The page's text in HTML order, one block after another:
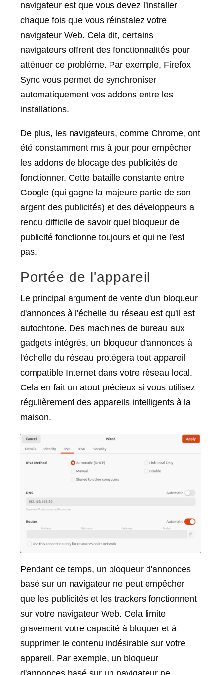
navigateur est que vous devez l'installer
chaque fois que vous réinstalez votre
navigateur Web. Cela dit, certains
navigateurs offrent des fonctionnalités pour
atténuer ce problème. Par exemple, Firefox
Sync vous permet de synchroniser
automatiquement vos addons entre les
installations.
De plus, les navigateurs, comme Chrome, ont
été constamment mis à jour pour empêcher
les addons de blocage des publicités de
fonctionner. Cette bataille constante entre
Google (qui gagne la majeure partie de son
argent des publicités) et des développeurs a
rendu difficile de savoir quel bloqueur de
publicité fonctionne toujours et qui ne l'est
pas.
Portée de l'appareil
Le principal argument de vente d'un bloqueur
d'annonces à l'échelle du réseau est qu'il est
autochtone. Des machines de bureau aux
gadgets intégrés, un bloqueur d'annonces à
l'échelle du réseau protégera tout appareil
compatible Internet dans votre réseau local.
Cela en fait un atout précieux si vous utilisez
régulièrement des appareils intelligents à la
maison.
Pendant ce temps, un bloqueur d'annonces
basé sur un navigateur ne peut empêcher
que les publicités et les trackers fonctionnent
sur votre navigateur Web. Cela limite
gravement votre capacité à bloquer et à
supprimer le contenu indésirable sur votre
appareil. Par exemple, un bloqueur
d'annonces basé sur un navigateur ne